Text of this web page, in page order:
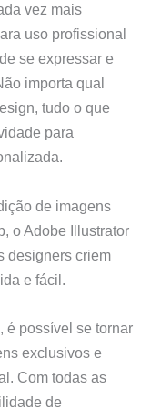
vez mais
uso profissional
se expressar e
importa qual
tudo o que
para
de imagens
o Adobe Illustrator
designers criem
e fácil.
é possível se tornar
exclusivos e
Com todas as
de